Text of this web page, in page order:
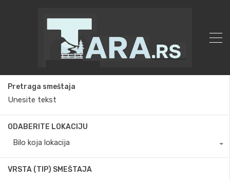
Pretraga smeštaja
ODABERITE LOKACIJU
Bilo koja lokacija
VRSTA (TIP) SMEŠTAJA